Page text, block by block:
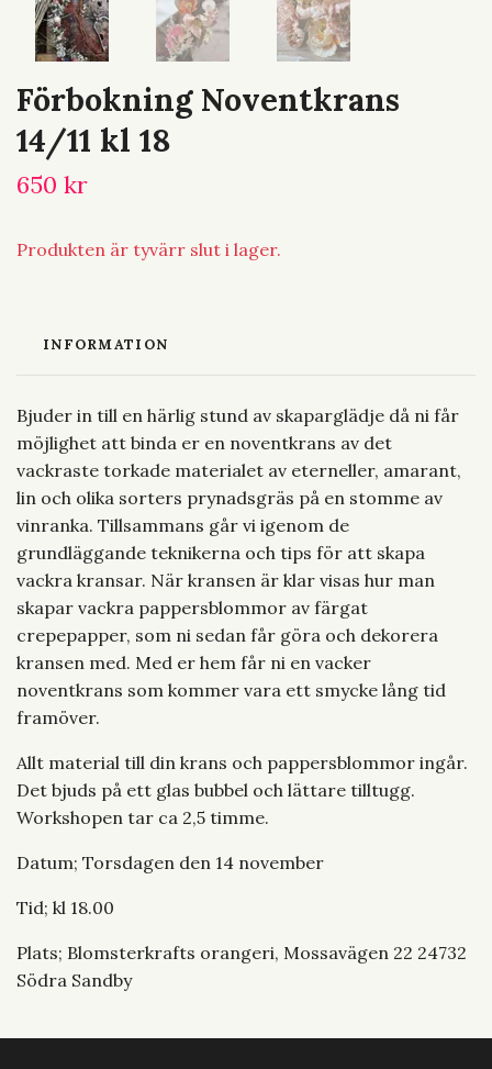
Förbokning Noventkrans
14/11 kl 18
650 kr
Produkten är tyvärr slut i lager.
INFORMATION
Bjuder in till en härlig stund av skaparglädje då ni får
möjlighet att binda er en noventkrans av det
vackraste torkade materialet av eterneller, amarant,
lin och olika sorters prynadsgräs på en stomme av
vinranka. Tillsammans går vi igenom de
grundläggande teknikerna och tips för att skapa
vackra kransar. När kransen är klar visas hur man
skapar vackra pappersblommor av färgat
crepepapper, som ni sedan får göra och dekorera
kransen med. Med er hem får ni en vacker
noventkrans som kommer vara ett smycke lång tid
framöver.
Allt material till din krans och pappersblommor ingår.
Det bjuds på ett glas bubbel och lättare tilltugg.
Workshopen tar ca 2,5 timme.
Datum; Torsdagen den 14 november
Tid; kl 18.00
Plats; Blomsterkrafts orangeri, Mossavägen 22 24732
Södra Sandby